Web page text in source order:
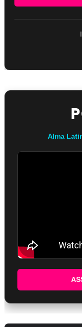
Alma